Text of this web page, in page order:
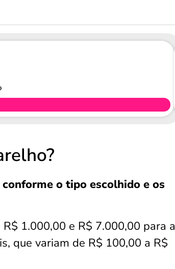
o tipo escolhido e os
1.000,00 e R$ 7.000,00 para a
que variam de R$ 100,00 a R$